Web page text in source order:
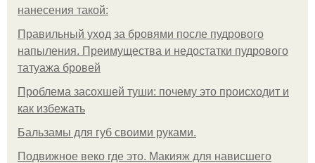
нанесения такой:
Правильный уход за бровями после пудрового
напыления. Преимущества и недостатки пудрового
татуажа бровей
Проблема засохшей туши: почему это происходит и
как избежать
Бальзамы для губ своими руками.
Подвижное веко где это. Макияж для нависшего